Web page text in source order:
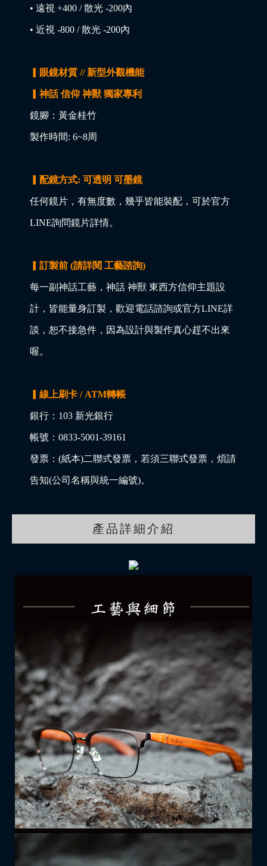
• 遠視 +400 / 散光 -200內
• 近視 -800 / 散光 -200內
▎眼鏡材質 // 新型外觀機能
▎神話 信仰 神獸 獨家專利
鏡腳：黃金桂竹
製作時間: 6~8周
▎配鏡方式: 可透明 可墨鏡
任何鏡片，有無度數，幾乎皆能裝配，可於官方
LINE詢問鏡片詳情。
▎訂製前 (請詳閱 工藝諮詢)
每一副神話工藝，神話 神獸 東西方信仰主題設
計，皆能量身訂製，歡迎電話諮詢或官方LINE詳
談，恕不接急件，因為設計與製作真心趕不出來
喔。
▎線上刷卡 / ATM轉帳
銀行：103 新光銀行
帳號：0833-5001-39161
發票：(紙本)二聯式發票，若須三聯式發票，煩請
告知(公司名稱與統一編號)。
產品詳細介紹